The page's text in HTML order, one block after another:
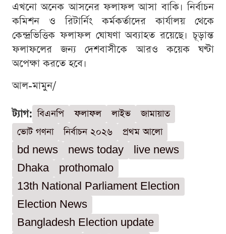
এখনো অনেক আসনের ফলাফল আসা বাকি। নির্বাচন
কমিশন ও রিটার্নিং কর্মকর্তাদের কার্যালয় থেকে
কেন্দ্রভিত্তিক ফলাফল ঘোষণা অব্যাহত রয়েছে। চূড়ান্ত
ফলাফলের জন্য দেশবাসীকে আরও কয়েক ঘণ্টা
অপেক্ষা করতে হবে।
আল-মামুন/
ট্যাগ: বিএনপি ফলাফল লাইভ
জামায়াত
ভোট গণনা
নির্বাচন ২০২৬
প্রথম আলো
bd news
news today
live news
Dhaka
prothomalo
13th National Parliament Election
Election News
Bangladesh Election update